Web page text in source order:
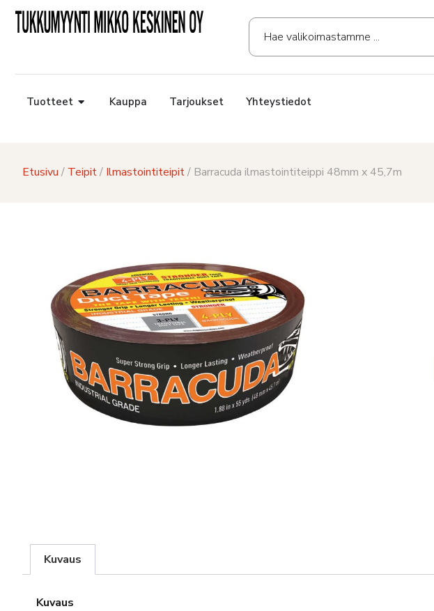
Tuotteet Kauppa Tarjoukset Yhteystiedot
Etusivu / Teipit/ Ilmastointiteipit/ Barracuda ilmastointiteippi 48mm x 45,7m
Kuvaus
Kuvaus